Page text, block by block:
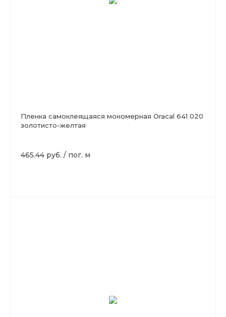
Пленка самоклеящаяся мономерная Oracal 641 020
золотисто-желтая
465.44 руб. / пог. м